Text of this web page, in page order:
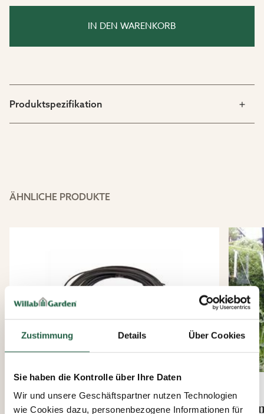
Zustimmung Details Über Cookies
Sie haben die Kontrolle über Ihre Daten
Wir und unsere Geschäftspartner nutzen Technologien
wie Cookies dazu, personenbezogene Informationen für
IN DEN WARENKORB
Produktspezifikation
ÄHNLICHE PRODUKTE
Hydromat Tropfschlauch, 15